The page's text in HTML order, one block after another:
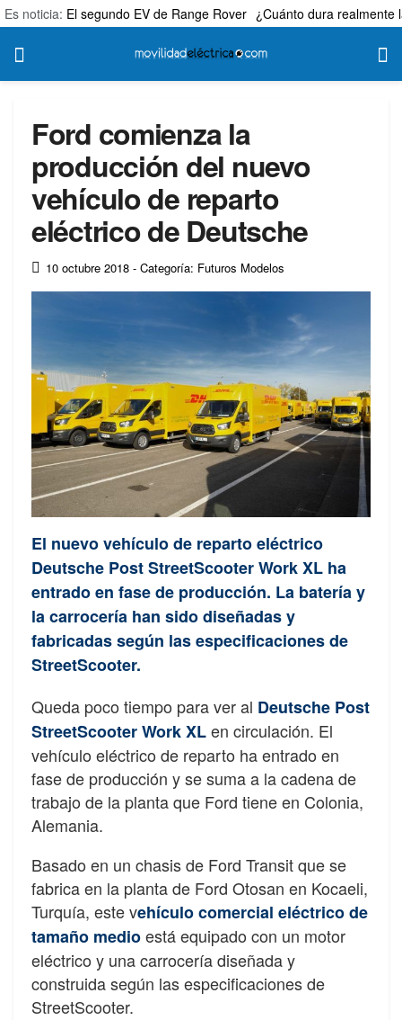
Es noticia: El segundo EV de Range Rover ¿Cuánto dura realmente
Ford comienza la
producción del nuevo
vehículo de reparto
eléctrico de Deutsche
10 octubre 2018 - Categoría: Futuros Modelos
El nuevo vehículo de reparto eléctrico
Deutsche Post StreetScooter Work XL ha
entrado en fase de producción. La batería y
la carrocería han sido diseñadas y
fabricadas según las especificaciones de
StreetScooter.
Queda poco tiempo para ver al Deutsche Post
StreetScooter Work XLen circulación. El
vehículo eléctrico de reparto ha entrado en
fase de producción y se suma a la cadena de
trabajo de la planta que Ford tiene en Colonia,
Alemania.
Basado en un chasis de Ford Transit que se
fabrica en la planta de Ford Otosan en Kocaeli,
Turquía, este vehículo comercial eléctrico de
tamaño medioestá equipado con un motor
eléctrico y una carrocería diseñada y
construida según las especificaciones de
StreetScooter.